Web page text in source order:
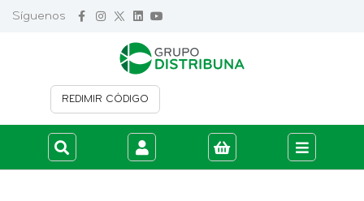
Síguenos
REDIMIR CÓDIGO